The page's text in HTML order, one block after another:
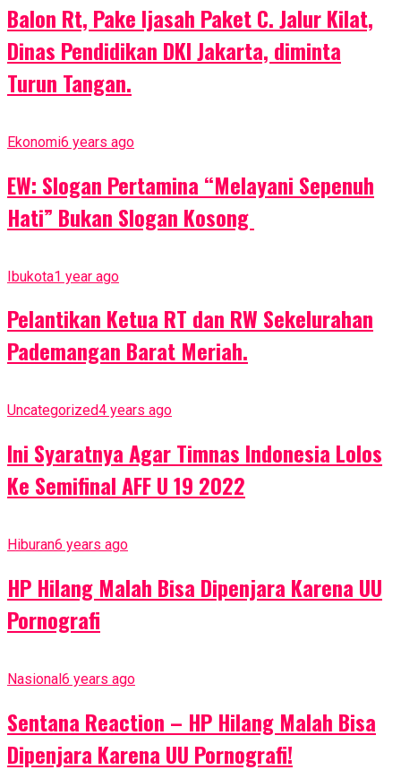
Balon Rt, Pake Ijasah Paket C. Jalur Kilat,
Dinas Pendidikan DKI Jakarta, diminta
Turun Tangan.
Ekonomi6 years ago
EW: Slogan Pertamina “Melayani Sepenuh
Hati” Bukan Slogan Kosong
Ibukota1 year ago
Pelantikan Ketua RT dan RW Sekelurahan
Pademangan Barat Meriah.
Uncategorized4 years ago
Ini Syaratnya Agar Timnas Indonesia Lolos
Ke Semifinal AFF U 19 2022
Hiburan6 years ago
HP Hilang Malah Bisa Dipenjara Karena UU
Pornografi
Nasional6 years ago
Sentana Reaction – HP Hilang Malah Bisa
Dipenjara Karena UU Pornografi!